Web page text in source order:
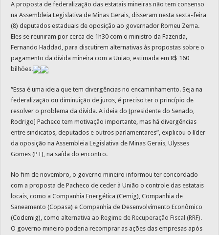
A proposta de federalização das estatais mineiras não tem consenso
na Assembleia Legislativa de Minas Gerais, disseram nesta sexta-feira
(8) deputados estaduais de oposição ao governador Romeu Zema.
Eles se reuniram por cerca de 1h30 com o ministro da Fazenda,
Fernando Haddad, para discutirem alternativas às propostas sobre o
pagamento da dívida mineira com a União, estimada em R$ 160
bilhões.
“Essa é uma ideia que tem divergências no encaminhamento. Seja na
federalização ou diminuição de juros, é preciso ter o princípio de
resolver o problema da dívida. A ideia do [presidente do Senado,
Rodrigo] Pacheco tem motivação importante, mas há divergências
entre sindicatos, deputados e outros parlamentares”, explicou o líder
da oposição na Assembleia Legislativa de Minas Gerais, Ulysses
Gomes (PT), na saída do encontro.
No fim de novembro, o governo mineiro informou ter concordado
com a proposta de Pacheco de ceder à União o controle das estatais
locais, como a Companhia Energética (Cemig), Companhia de
Saneamento (Copasa) e Companhia de Desenvolvimento Econômico
(Codemig), como alternativa ao Regime de Recuperação Fiscal (RRF).
O governo mineiro poderia recomprar as ações das empresas após